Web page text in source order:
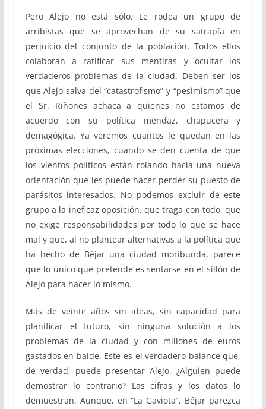
Pero Alejo no está sólo. Le rodea un grupo de
arribistas que se aprovechan de su satrapía en
perjuicio del conjunto de la población, Todos ellos
colaboran a ratificar sus mentiras y ocultar los
verdaderos problemas de la ciudad. Deben ser los
que Alejo salva del “catastrofismo” y “pesimismo” que
el Sr. Riñones achaca a quienes no estamos de
acuerdo con su política mendaz, chapucera y
demagógica. Ya veremos cuantos le quedan en las
próximas elecciones, cuando se den cuenta de que
los vientos políticos están rolando hacia una nueva
orientación que les puede hacer perder su puesto de
parásitos interesados. No podemos excluir de este
grupo a la ineficaz oposición, que traga con todo, que
no exige responsabilidades por todo lo que se hace
mal y que, al no plantear alternativas a la política que
ha hecho de Béjar una ciudad moribunda, parece
que lo único que pretende es sentarse en el sillón de
Alejo para hacer lo mismo.
Más de veinte años sin ideas, sin capacidad para
planificar el futuro, sin ninguna solución a los
problemas de la ciudad y con millones de euros
gastados en balde. Este es el verdadero balance que,
de verdad, puede presentar Alejo. ¿Alguien puede
demostrar lo contrario? Las cifras y los datos lo
demuestran. Aunque, en “La Gaviota”, Béjar parezca